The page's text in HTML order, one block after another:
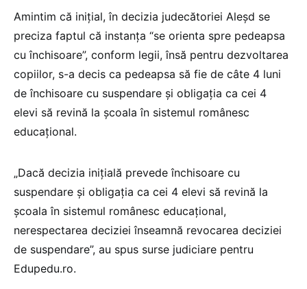
Amintim că inițial, în decizia judecătoriei Aleșd se
preciza faptul că instanța “se orienta spre pedeapsa
cu închisoare”, conform legii, însă pentru dezvoltarea
copiilor, s-a decis ca pedeapsa să fie de câte 4 luni
de închisoare cu suspendare și obligația ca cei 4
elevi să revină la școala în sistemul românesc
educațional.
„Dacă decizia inițială prevede închisoare cu
suspendare și obligația ca cei 4 elevi să revină la
școala în sistemul românesc educațional,
nerespectarea deciziei înseamnă revocarea deciziei
de suspendare”, au spus surse judiciare pentru
Edupedu.ro.